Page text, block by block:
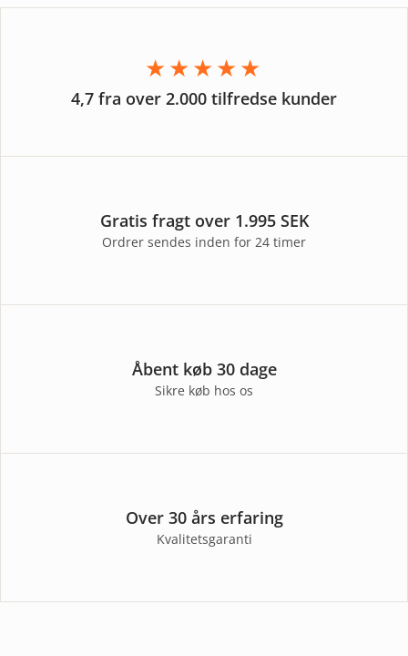
★★★★★
4,7 fra over 2.000 tilfredse kunder
Gratis fragt over 1.995 SEK
Ordrer sendes inden for 24 timer
Åbent køb 30 dage
Sikre køb hos os
Over 30 års erfaring
Kvalitetsgaranti